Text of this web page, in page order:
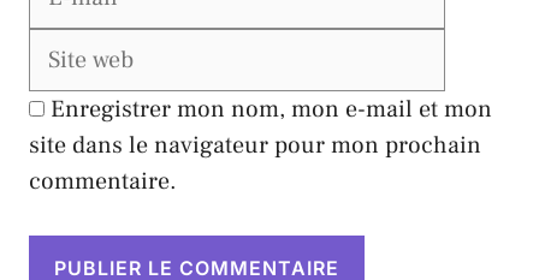
Enregistrer mon nom, mon e-mail et mon
site dans le navigateur pour mon prochain
commentaire.